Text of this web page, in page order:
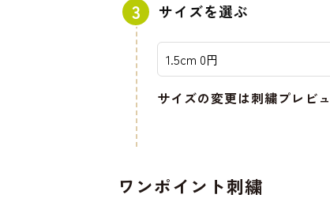
サイズを選ぶ
サイズの変更は刺繍プレビ
ワンポイント刺繍